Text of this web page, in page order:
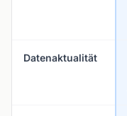
Datenaktualität